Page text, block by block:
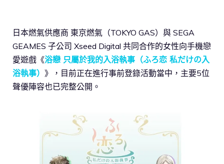
日本燃氣供應商 東京燃氣（TOKYO GAS）與 SEGA
GEAMES 子公司 Xseed Digital 共同合作的女性向手機戀
愛遊戲《浴戀 只屬於我的入浴執事（ふろ恋 私だけの入
浴執事） 》，目前正在進行事前登錄活動當中，主要5位
聲優陣容也已完整公開。